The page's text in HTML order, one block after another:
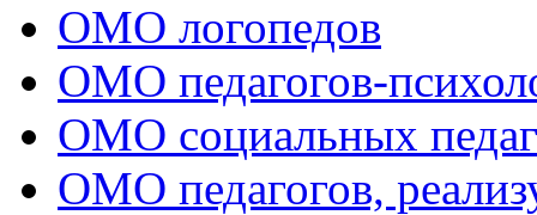
ОМО логопедов
ОМО педагогов-
ОМО социальных
ОМО педагогов,